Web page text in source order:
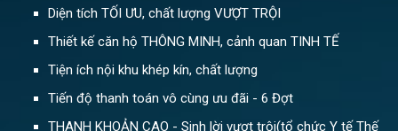
Diện tích TỐI ƯU, chất lượng VƯỢT TRỘI
Thiết kế căn hộ THÔNG MINH, cảnh quan TINH TẾ
Tiện ích nội khu khép kín, chất lượng
Tiến độ thanh toán vô cùng ưu đãi - 6 Đợt
THANH KHOẢN CAO - Sinh lời vượt trội(tổ chức Y tế Thế